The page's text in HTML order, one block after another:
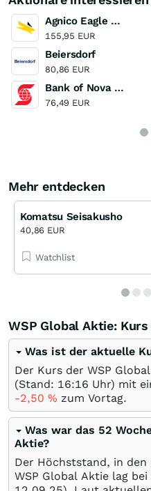
Agnico Eagle Mines
155,95 EUR
Beiersdorf
80,86 EUR
Bank of Nova Scotia
76,49 EUR
Mehr entdecken
Komatsu Seisakusho
40,86 EUR
Watchlist
WSP Global Aktie: Kurs
Was ist der aktuelle
Der Kurs der WSP
(Stand: 16:16 Uhr) mit
-2,50 % zum Vortag.
Was war das 52
Aktie?
Der Höchststand, in
WSP Global Aktie lag